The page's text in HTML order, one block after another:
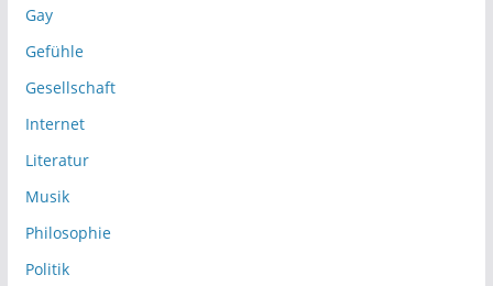
Gay
Gefühle
Gesellschaft
Internet
Literatur
Musik
Philosophie
Politik